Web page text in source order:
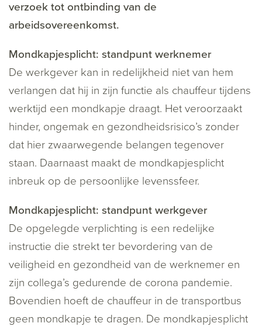
verzoek tot ontbinding van de
arbeidsovereenkomst.
Mondkapjesplicht: standpunt werknemer
De werkgever kan in redelijkheid niet van hem
verlangen dat hij in zijn functie als chauffeur tijdens
werktijd een mondkapje draagt. Het veroorzaakt
hinder, ongemak en gezondheidsrisico’s zonder
dat hier zwaarwegende belangen tegenover
staan. Daarnaast maakt de mondkapjesplicht
inbreuk op de persoonlijke levenssfeer.
Mondkapjesplicht: standpunt werkgever
De opgelegde verplichting is een redelijke
instructie die strekt ter bevordering van de
veiligheid en gezondheid van de werknemer en
zijn collega’s gedurende de corona pandemie.
Bovendien hoeft de chauffeur in de transportbus
geen mondkapje te dragen. De mondkapjesplicht